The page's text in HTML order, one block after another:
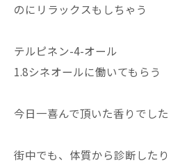
のにリラックスもしちゃう
テルピネン-4-オール
1.8シネオールに働いてもらう
今日一喜んで頂いた香りでした
街中でも、体質から診断したり